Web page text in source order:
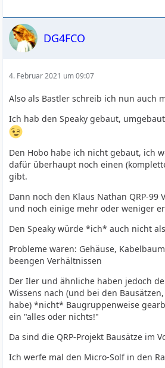
DG4FCO
4. Februar 2021 um 09:07
Also als Bastler schreib ich nun auch
Ich hab den Speaky gebaut,
Den Hobo habe ich nicht gebaut, ich
dafür überhaupt noch einen
gibt.
Dann noch den Klaus Nathan QRP-99
und noch einige mehr oder weniger
Den Speaky würde *ich* auch nicht
Probleme waren: Gehäuse,
beengen Verhältnissen
Der Iler und ähnliche haben jedoch
Wissens nach (und bei den
habe) *nicht* Baugruppenweise
ein "alles oder nichts!"
Da sind die QRP-Projekt Bausätze im
Ich werfe mal den Micro-Solf in den